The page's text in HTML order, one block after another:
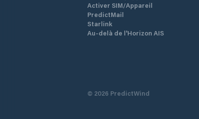
Activer SIM/Appareil
PredictMail
Starlink
Au-delà de l'Horizon AIS
© 2026 PredictWind